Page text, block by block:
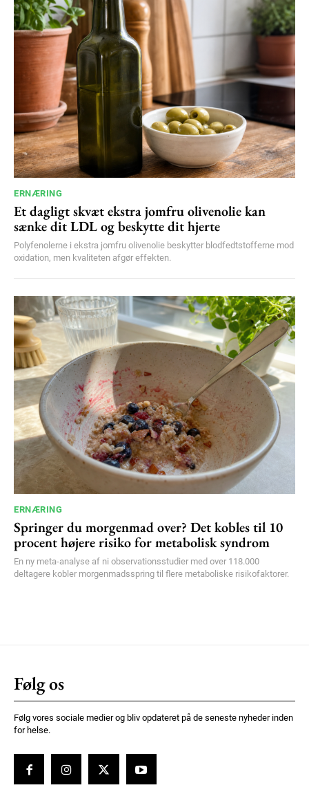
ERNÆRING
Et dagligt skvæt ekstra jomfru olivenolie kan
sænke dit LDL og beskytte dit hjerte
Polyfenolerne i ekstra jomfru olivenolie beskytter blodfedtstofferne mod
oxidation, men kvaliteten afgør effekten.
ERNÆRING
Springer du morgenmad over? Det kobles til 10
procent højere risiko for metabolisk syndrom
En ny meta-analyse af ni observationsstudier med over 118.000
deltagere kobler morgenmadsspring til flere metaboliske risikofaktorer.
Følg os
Følg vores sociale medier og bliv opdateret på de seneste nyheder inden
for helse.